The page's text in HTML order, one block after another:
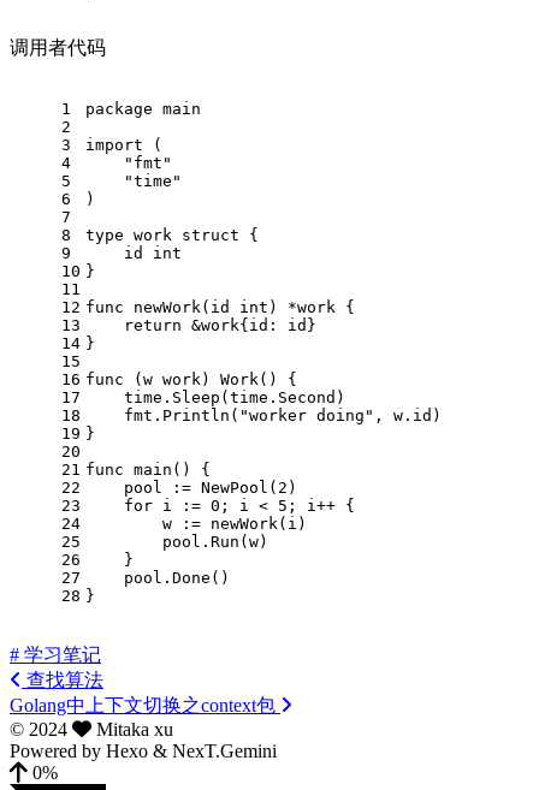
调用者代码
1
2
3
4
5
6
7
8
9
10
11
12
13
14
15
16
17
18
19
20
21
22
23
24
25
26
27
28
package main
import (
"fmt"
"time"
)
type work struct {
    id
int
}
func
newWork(id int )
*work {
return &work{id: id}
}
func
(w work)
Work() {
    time.Sleep(time.Second)
    fmt.Println(
"worker doing" , w.id)
}
func main ()
{
    pool := NewPool(
2 )
for i := 0 ; i < 5 ; i++ {
        w := newWork(i)
        pool.Run(w)
    }
    pool.Done()
}
# 学习笔记
查找算法
Golang中上下文切换之context包
© 2024
Mitaka xu
Powered by Hexo & NexT.Gemini
0%